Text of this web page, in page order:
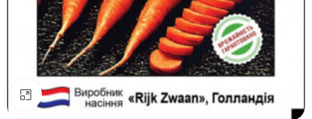
Натисніть, щоб збільшити